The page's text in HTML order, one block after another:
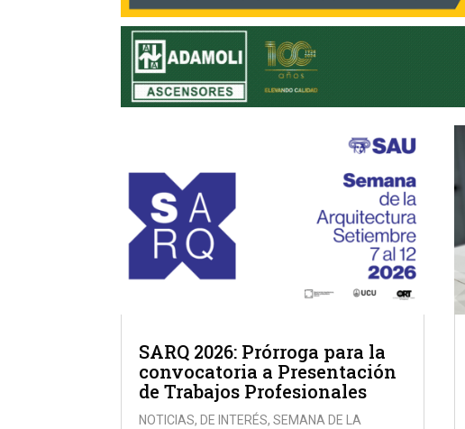
SARQ 2026: Prórroga para la
convocatoria a Presentación
de Trabajos Profesionales
NOTICIAS, DE INTERÉS,SEMANA DE LA